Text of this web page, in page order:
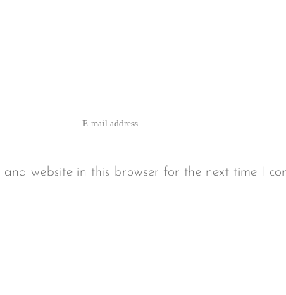
and website in this browser for the next time I